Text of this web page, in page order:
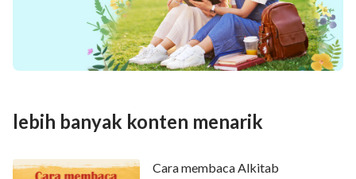
lebih banyak konten menarik
Cara membaca Alkitab